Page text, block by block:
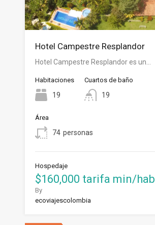
Hotel Campestre Resplandor
Hotel Campestre Resplandor es un…
Habitaciones
19
Cuartos de baño
19
Área
74 personas
Hospedaje
$160,000 tarifa min/hab
By
ecoviajescolombia